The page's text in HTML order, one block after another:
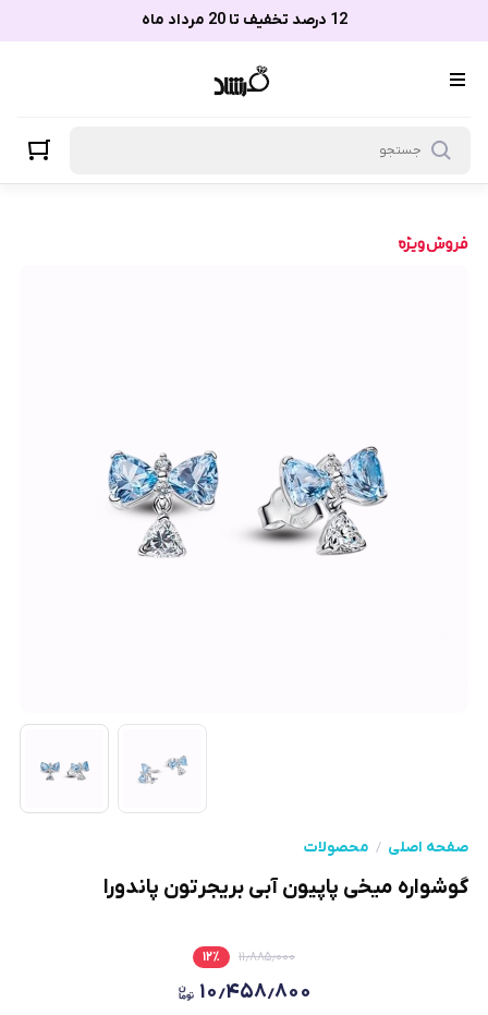
12 درصد تخفیف تا 20 مرداد ماه
صفحه اصلی محصولات
گوشواره میخی پاپیون آبی بریجرتون پاندورا
۱۱٫۸۸۵٫۰۰۰ ۱۲٪
۱۰٫۴۵۸٫۸۰۰